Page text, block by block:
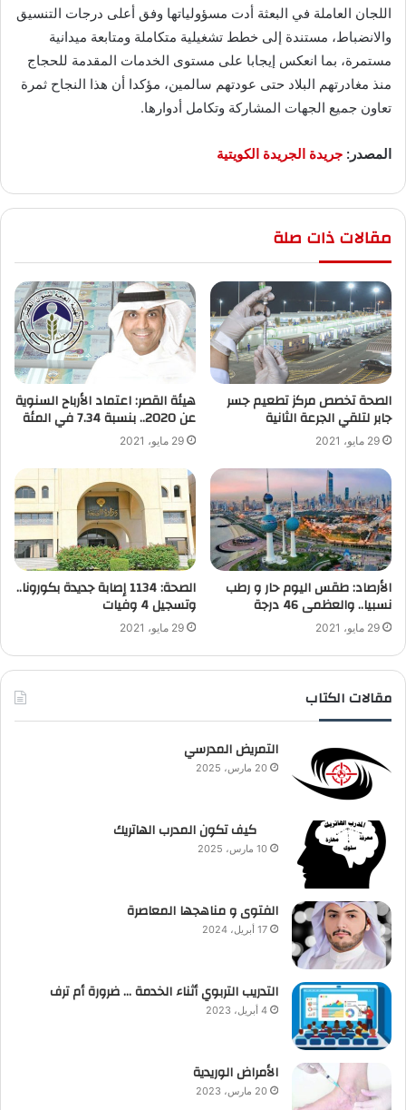
اللجان العاملة في البعثة أدت مسؤولياتها وفق أعلى درجات التنسيق
والانضباط، مستندة إلى خطط تشغيلية متكاملة ومتابعة ميدانية
مستمرة، بما انعكس إيجابا على مستوى الخدمات المقدمة للحجاج
منذ مغادرتهم البلاد حتى عودتهم سالمين، مؤكدا أن هذا النجاح ثمرة
تعاون جميع الجهات المشاركة وتكامل أدوارها.
المصدر: جريدة الجريدة الكويتية
مقالات ذات صلة
الصحة تخصص مركز تطعيم جسر
جابر لتلقي الجرعة الثانية
29 مايو، 2021
هيئة القصر: اعتماد الأرباح السنوية
عن 2020.. بنسبة 7.34 في المئة
29 مايو، 2021
الأرصاد: طقس اليوم حار و رطب
نسبيا.. والعظمى 46 درجة
29 مايو، 2021
الصحة: 1134 إصابة جديدة بكورونا..
وتسجيل 4 وفيات
29 مايو، 2021
مقالات الكتاب
التمريض المدرسي
20 مارس، 2025
كيف تكون المدرب الهاتريك
10 مارس، 2025
الفتوى و مناهجها المعاصرة
17 أبريل، 2024
التدريب التربوي أثناء الخدمة … ضرورة أم ترف
4 أبريل، 2023
الأمراض الوريدية
20 مارس، 2023